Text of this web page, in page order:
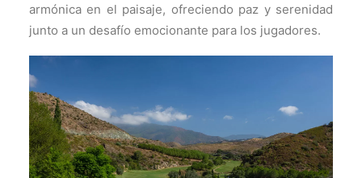
armónica en el paisaje, ofreciendo paz y serenidad
junto a un desafío emocionante para los jugadores.